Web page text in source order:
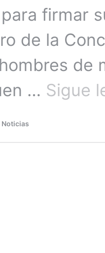
firmar
de la
de
… Sigue
Noticias